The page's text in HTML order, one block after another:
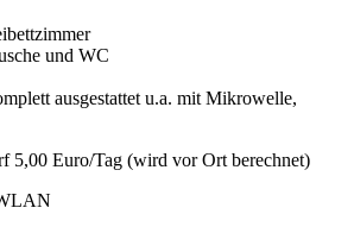
und WC
ausgestattet u.a. mit Mikrowelle,
5,00 Euro/Tag (wird vor Ort berechnet)